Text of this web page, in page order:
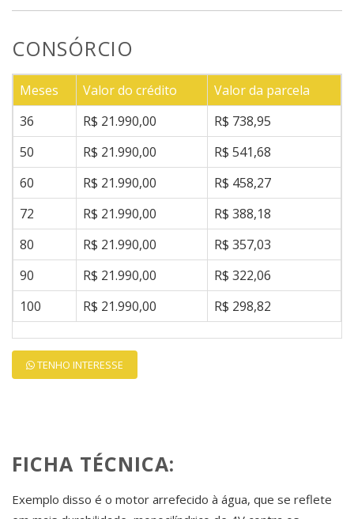
CONSÓRCIO
Meses Valor do crédito
Valor da parcela
36
R$ 21.990,00
R$ 738,95
50
R$ 21.990,00
R$ 541,68
60
R$ 21.990,00
R$ 458,27
72
R$ 21.990,00
R$ 388,18
80
R$ 21.990,00
R$ 357,03
90
R$ 21.990,00
R$ 322,06
100
R$ 21.990,00 R$ 298,82
TENHO INTERESSE
FICHA TÉCNICA:
Exemplo disso é o motor arrefecido à água, que se reflete